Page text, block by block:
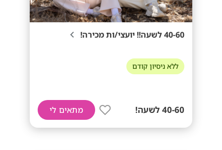
40-60 לשעה!! יועצי/ות מכירה!
ללא ניסיון קודם
40-60 לשעה! מתאים לי